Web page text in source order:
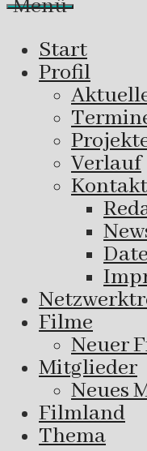
Menü
Start
Profil
Verlauf
Kontakt
Filme
Neuer
Mitglieder
Neues
Filmland
Thema